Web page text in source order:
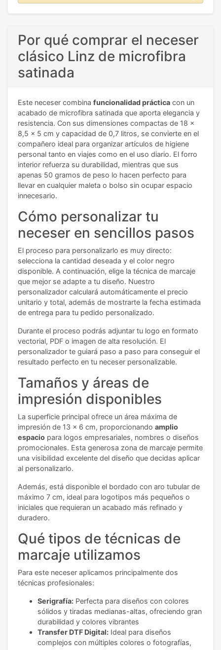
Por qué comprar el neceser
clásico Linz de microfibra
satinada
Este neceser combina funcionalidad práctica con un
acabado de microfibra satinada que aporta elegancia y
resistencia. Con sus dimensiones compactas de 18 x
8,5 x 5 cm y capacidad de 0,7 litros, se convierte en el
compañero ideal para organizar artículos de higiene
personal tanto en viajes como en el uso diario. El forro
interior refuerza su durabilidad, mientras que sus
apenas 50 gramos de peso lo hacen perfecto para
llevar en cualquier maleta o bolso sin ocupar espacio
innecesario.
Cómo personalizar tu
neceser en sencillos pasos
El proceso para personalizarlo es muy directo:
selecciona la cantidad deseada y el color negro
disponible. A continuación, elige la técnica de marcaje
que mejor se adapte a tu diseño. Nuestro
personalizador calculará automáticamente el precio
unitario y total, además de mostrarte la fecha estimada
de entrega para tu pedido personalizado.
Durante el proceso podrás adjuntar tu logo en formato
vectorial, PDF o imagen de alta resolución. El
personalizador te guiará paso a paso para conseguir el
resultado perfecto en tu neceser personalizable.
Tamaños y áreas de
impresión disponibles
La superficie principal ofrece un área máxima de
impresión de 13 x 6 cm, proporcionando amplio
espacio para logos empresariales, nombres o diseños
promocionales. Esta generosa zona de marcaje permite
una visibilidad excelente del diseño que decidas aplicar
al personalizarlo.
Además, está disponible el bordado con aro tubular de
máximo 7 cm, ideal para logotipos más pequeños o
iniciales que requieran un acabado más refinado y
duradero.
Qué tipos de técnicas de
marcaje utilizamos
Para este neceser aplicamos principalmente dos
técnicas profesionales:
Serigrafía: Perfecta para diseños con colores
sólidos y tiradas medianas-altas, ofreciendo gran
durabilidad y colores vibrantes
Transfer DTF Digital: Ideal para diseños
complejos con múltiples colores o fotografías,